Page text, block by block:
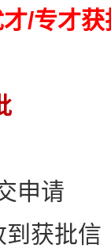
/专才获
申请
获批信